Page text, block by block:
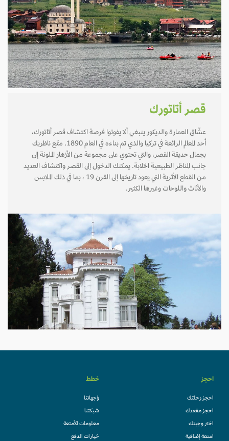
قصر أتاتورك
عشّاق العمارة والديكور ينبغي ألا يفوتوا فرصة اكتشاف قصر أتاتورك،
أحد المعالم الرائعة في تركيا والذي تم بناءه في العام 1890. متّع ناظريك
بجمال حديقة القصر، والتي تحتوي على مجموعة من الأزهار الملونة إلى
جانب المناظر الطبيعية الخلابة. يمكنك الدخول إلى القصر واكتشاف العديد
من القطع الأثرية التي يعود تاريخها إلى القرن 19 ، بما في ذلك الملابس
والأثاث واللوحات وغيرها الكثير.
احجز
احجز رحلتك
احجز مقعدك
اختر وجبتك
امتعة إضافية
خطط
وُجهاتنا
شبكتنا
معلومات الأمتعة
خيارات الدفع